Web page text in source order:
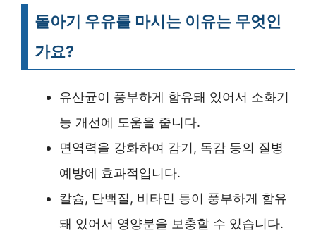
돌아기 우유를 마시는 이유는 무엇인
가요?
유산균이 풍부하게 함유돼 있어서 소화기
능 개선에 도움을 줍니다.
면역력을 강화하여 감기, 독감 등의 질병
예방에 효과적입니다.
칼슘, 단백질, 비타민 등이 풍부하게 함유
돼 있어서 영양분을 보충할 수 있습니다.